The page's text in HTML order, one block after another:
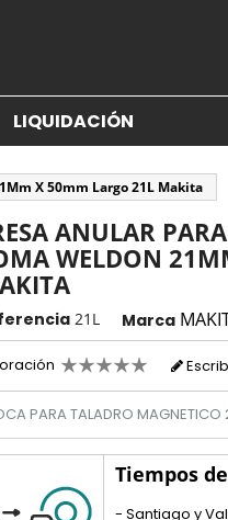
LIQUIDACIÓN
X 50mm Largo 21L Makita
ANULAR
WELDON
21L Marca
PARA TALADRO MAGNETICO
Tiempos
- Santiago y